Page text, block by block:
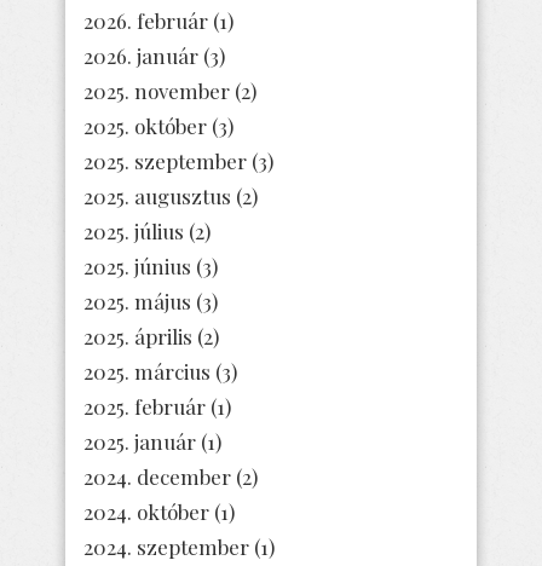
2026. február (1)
2026. január (3)
2025. november (2)
2025. október (3)
2025. szeptember (3)
2025. augusztus (2)
2025. július (2)
2025. június (3)
2025. május (3)
2025. április (2)
2025. március (3)
2025. február (1)
2025. január (1)
2024. december (2)
2024. október (1)
2024. szeptember (1)